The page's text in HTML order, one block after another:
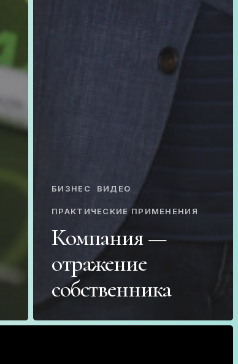
БИЗНЕС ВИДЕО
ПРАКТИЧЕСКИЕ ПРИМЕНЕНИЯ
Компания —
отражение
собственника